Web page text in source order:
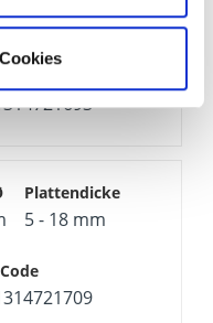
18 - 32 mm
5 - 18 mm